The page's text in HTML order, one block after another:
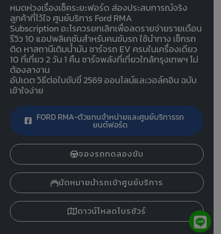
หมดห่วงเรื่องเช็คระยะฟอร์ด ส่องประสบการณ์จริง
ลูกค้าที่ไว้ใจ ศูนย์บริการ Ford RMA
Subscription อะไรควรยกเลิกเพื่อลดรายจ่ายรายเดือน
รีวิว 10 แอปพลิเคชันสำหรับคนขับรถ ใช้นำทาง เช็กรถ
ติด หาสถานีเติมน้ำมัน ชาร์จรถ EV ครบในเครื่องเดียว
10 ที่เที่ยว 2 วัน 1 คืน ชาร์จพลังที่เที่ยวใกล้กรุงเทพฯ ไม่
ต้องลางาน
อัปเดต วิธีต่อใบขับขี่ 2569 ออนไลน์และวอล์คอิน ฉบับ
เข้าใจง่าย
FORD RMA-ตัวแทนจำหน่ายและศูนย์บริการรถ
ยนต์ฟอร์ด
จองรถทดลองขับ
นัดหมายนำรถเข้าศูนย์บริการ
ดาวน์โหลดโบรชัวร์